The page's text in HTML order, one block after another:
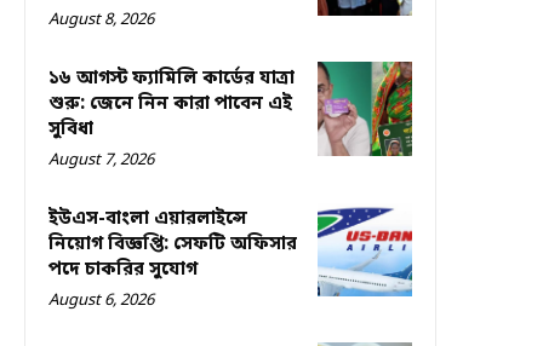
August 8, 2026
১৬ আগস্ট ফ্যামিলি কার্ডের যাত্রা
শুরু: জেনে নিন কারা পাবেন এই
সুবিধা
August 7, 2026
ইউএস-বাংলা এয়ারলাইন্সে
নিয়োগ বিজ্ঞপ্তি: সেফটি অফিসার
পদে চাকরির সুযোগ
August 6, 2026